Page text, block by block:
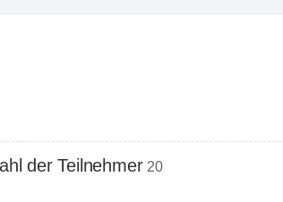
der Teilnehmer 20